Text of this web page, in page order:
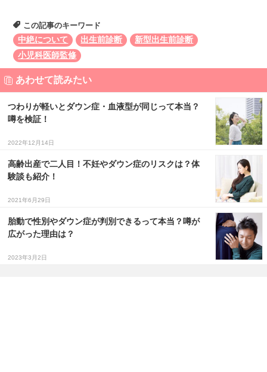
この記事のキーワード
中絶について
出生前診断
新型出生前診断
小児科医師監修
あわせて読みたい
つわりが軽いとダウン症・血液型が同じって本当？
噂を検証！
2022年12月14日
高齢出産で二人目！不妊やダウン症のリスクは？体
験談も紹介！
2021年6月29日
胎動で性別やダウン症が判別できるって本当？噂が
広がった理由は？
2023年3月2日